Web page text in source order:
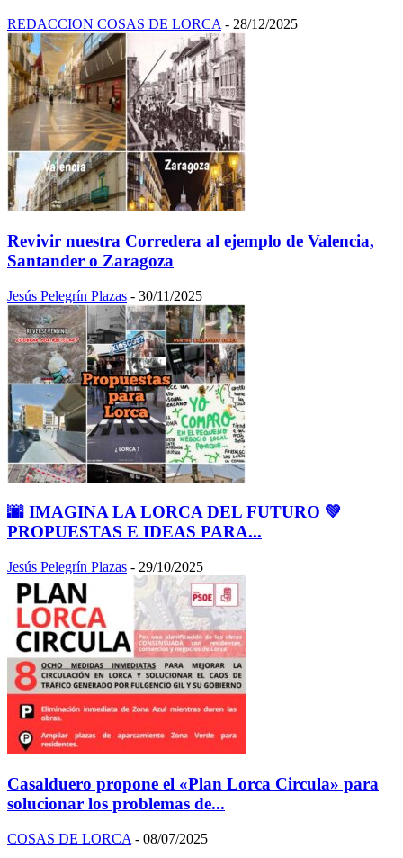
REDACCION COSAS DE LORCA - 28/12/2025
Revivir nuestra Corredera al ejemplo de Valencia,
Santander o Zaragoza
Jesús Pelegrín Plazas - 30/11/2025
🌆 IMAGINA LA LORCA DEL FUTURO 💚
PROPUESTAS E IDEAS PARA...
Jesús Pelegrín Plazas - 29/10/2025
Casalduero propone el «Plan Lorca Circula» para
solucionar los problemas de...
COSAS DE LORCA - 08/07/2025